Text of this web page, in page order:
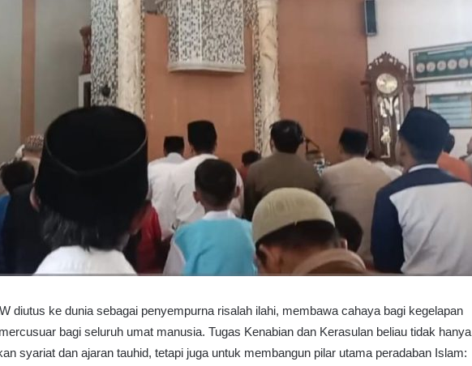
diutus ke dunia sebagai penyempurna risalah ilahi, membawa cahaya bagi kegelapan
bagi seluruh umat manusia. Tugas Kenabian dan Kerasulan beliau tidak hanya
syariat dan ajaran tauhid, tetapi juga untuk membangun pilar utama peradaban Islam: